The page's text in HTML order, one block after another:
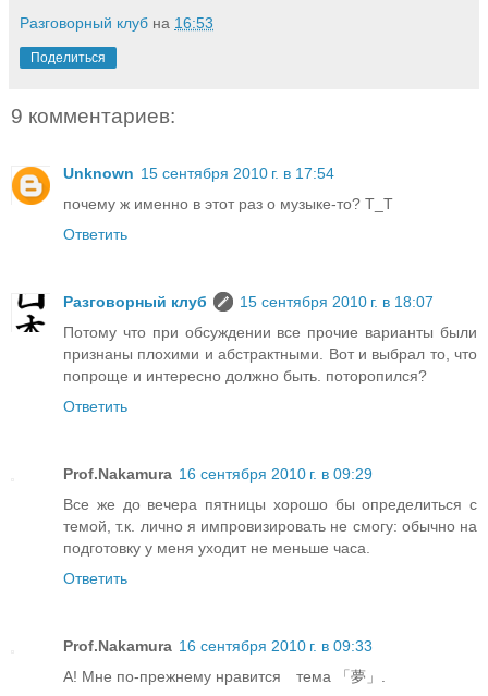
Разговорный клуб на 16:53
Поделиться
9 комментариев:
Unknown 15 сентября 2010 г. в 17:54
почему ж именно в этот раз о музыке-то? Т_Т
Ответить
Разговорный клуб
15 сентября 2010 г. в 18:07
Потому что при обсуждении все прочие варианты были
признаны плохими и абстрактными. Вот и выбрал то, что
попроще и интересно должно быть. поторопился?
Ответить
Prof.Nakamura 16 сентября 2010 г. в 09:29
Все же до вечера пятницы хорошо бы определиться с
темой, т.к. лично я импровизировать не смогу: обычно на
подготовку у меня уходит не меньше часа.
Ответить
Prof.Nakamura 16 сентября 2010 г. в 09:33
А! Мне по-прежнему нравится тема 「夢」.